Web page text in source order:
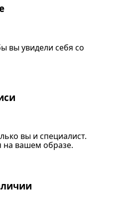
вы увидели себя со
вы и специалист.
на вашем образе.